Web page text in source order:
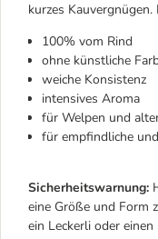
kurzes Kauvergnügen.
100% vom Rind
ohne künstliche
weiche Konsistenz
intensives Aroma
für Welpen und
für empfindliche
Sicherheitswarnung:
eine Größe und Form
ein Leckerli oder